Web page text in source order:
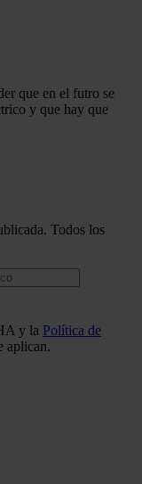
que en el futro se
y que hay que
Todos los
y la Política de
aplican.